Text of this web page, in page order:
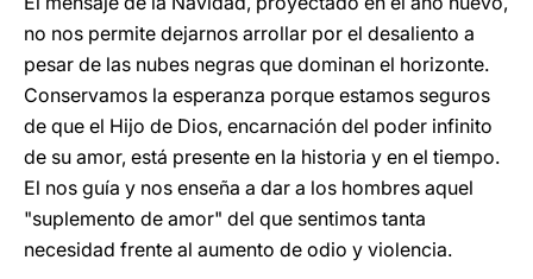
no nos permite dejarnos arrollar por el desaliento a
pesar de las nubes negras que dominan el horizonte.
Conservamos la esperanza porque estamos seguros
de que el Hijo de Dios, encarnación del poder infinito
de su amor, está presente en la historia y en el tiempo.
El nos guía y nos enseña a dar a los hombres aquel
"suplemento de amor" del que sentimos tanta
necesidad frente al aumento de odio y violencia.